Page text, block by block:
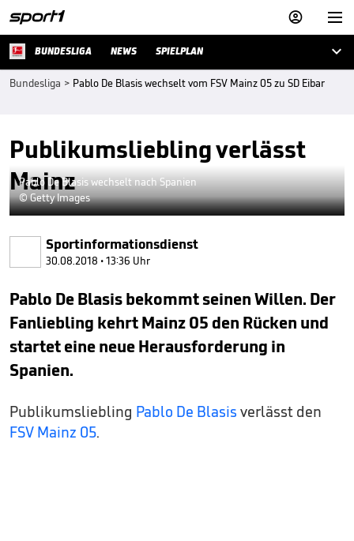


BUNDESLIGA NEWS SPIELPLAN 
Bundesliga > Pablo De Blasis wechselt vom FSV Mainz 05 zu SD Eibar
Publikumsliebling verlässt
Mainz
Pablo De Blasis wechselt nach Spanien
© Getty Images
Sportinformationsdienst
30.08.2018 • 13:36 Uhr
Pablo De Blasis bekommt seinen Willen. Der
Fanliebling kehrt Mainz 05 den Rücken und
startet eine neue Herausforderung in
Spanien.
Publikumsliebling Pablo De Blasis verlässt den
FSV Mainz 05.